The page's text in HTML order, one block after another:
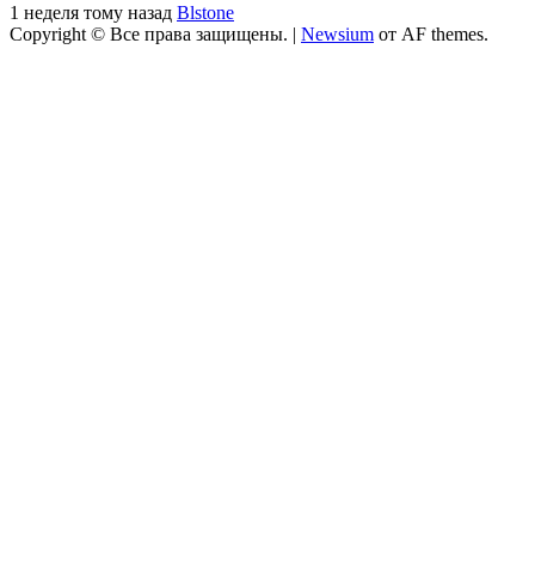
1 неделя тому назад Blstone
Copyright © Все права защищены. | Newsium от AF themes.